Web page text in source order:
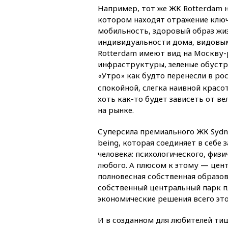
Например, тот же ЖК Rotterdam
котором находят отражение
мобильность, здоровый образ
индивидуальности дома,
Rotterdam имеют вид на Москву-
инфраструктуры, зеленые
«Утро» как будто перенесли в
спокойной, слегка наивной
хоть как-то будет зависеть от
на рынке.
Суперсила премиального ЖК
being, которая соединяет в себе
человека: психологического,
любого. А плюсом к этому —
полновесная собственная
собственный центральный парк
экономические решения всего
И в созданном для любителей